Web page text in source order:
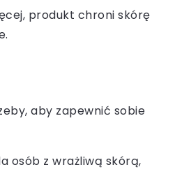
produkt chroni skórę
aby zapewnić sobie
osób z wrażliwą skórą,